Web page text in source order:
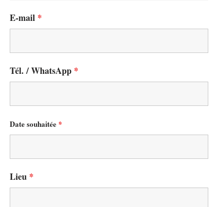
E-mail *
Tél. / WhatsApp *
Date souhaitée *
Lieu *